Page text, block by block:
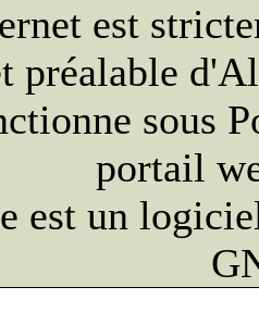
est
préalable
sous
portail
est un